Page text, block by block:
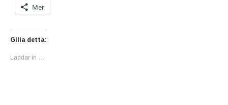
Mer
Gilla detta:
Laddar in …